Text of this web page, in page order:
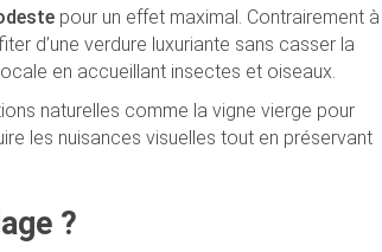
pour un effet maximal. Contrairement à
d’une verdure luxuriante sans casser la
en accueillant insectes et oiseaux.
naturelles comme la vigne vierge pour
les nuisances visuelles tout en préservant
?